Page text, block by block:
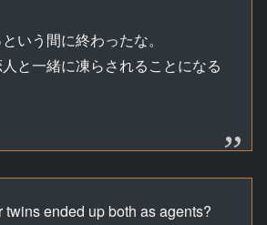
いう間に終わったな。
と一緒に凍らされることになる
twins ended up both as agents?